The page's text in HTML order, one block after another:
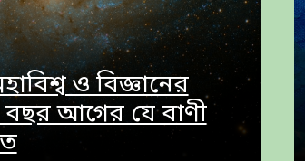
ও বিজ্ঞানের
আগের যে বাণী